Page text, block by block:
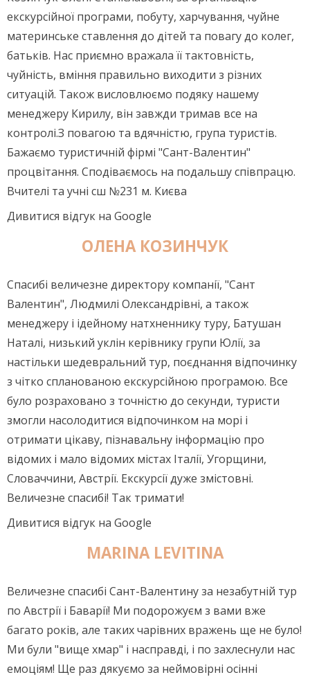
екскурсійної програми, побуту, харчування, чуйне
материнське ставлення до дітей та повагу до колег,
батьків. Нас приємно вражала її тактовність,
чуйність, вміння правильно виходити з різних
ситуацій. Також висловлюємо подяку нашему
менеджеру Кирилу, він завжди тримав все на
контролі.З повагою та вдячністю, група туристів.
Бажаємо туристичній фірмі "Сант-Валентин"
процвітання. Сподіваємось на подальшу співпрацю.
Вчителі та учні сш №231 м. Києва
Дивитися відгук на Google
ОЛЕНА КОЗИНЧУК
Спасибі величезне директору компанії, "Сант
Валентин", Людмилі Олександрівні, а також
менеджеру і ідейному натхненнику туру, Батушан
Наталі, низький уклін керівнику групи Юлії, за
настільки шедевральний тур, поєднання відпочинку
з чітко спланованою екскурсійною програмою. Все
було розраховано з точністю до секунди, туристи
змогли насолодитися відпочинком на морі і
отримати цікаву, пізнавальну інформацію про
відомих і мало відомих містах Італії, Угорщини,
Словаччини, Австрії. Екскурсії дуже змістовні.
Величезне спасибі! Так тримати!
Дивитися відгук на Google
MARINA LEVITINA
Величезне спасибі Сант-Валентину за незабутній тур
по Австрії і Баварії! Ми подорожуєм з вами вже
багато років, але таких чарівних вражень ще не було!
Ми були "вище хмар" і насправді, і по захлеснули нас
емоціям! Ще раз дякуємо за неймовірні осінні